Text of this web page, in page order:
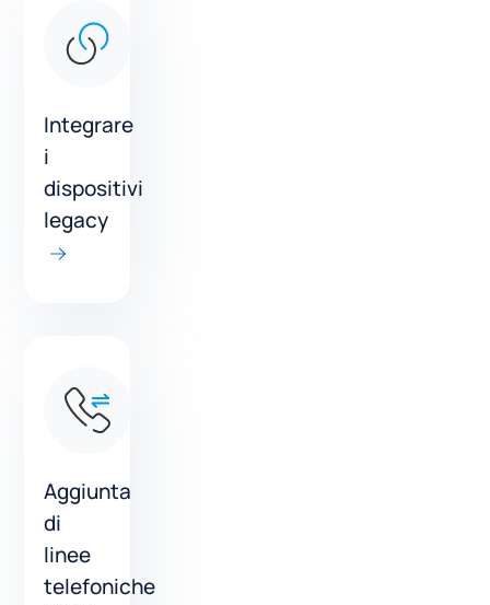
Integrare
i
dispositivi
legacy
Aggiunta
di
linee
telefoniche